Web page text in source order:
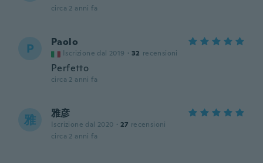
circa 2 anni fa
P Paolo
Iscrizione dal 2019 · 32 recensioni
Perfetto
circa 2 anni fa
雅 雅彦
Iscrizione dal 2020 · 27 recensioni
circa 2 anni fa